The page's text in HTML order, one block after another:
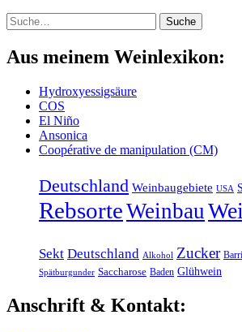
Suche Suche
Aus meinem Weinlexikon:
Hydroxyessigsäure
COS
El Niño
Ansonica
Coopérative de manipulation (CM)
Deutschland Weinbaugebiete USA
RebsorteWeinbau
Sekt Deutschland Alkohol Zucker
Spätburgunder Saccharose Baden Glühwein
Anschrift & Kontakt: